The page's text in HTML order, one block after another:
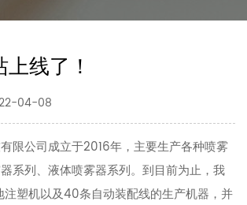
线了！
04-08
限公司成立于2016年，主要生产各种喷雾
系列、液体喷雾器系列。到目前为止，我
塑机以及40条自动装配线的生产机器，并